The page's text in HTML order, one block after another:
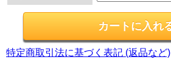
特定商取引法に基づく表記 (返品など)